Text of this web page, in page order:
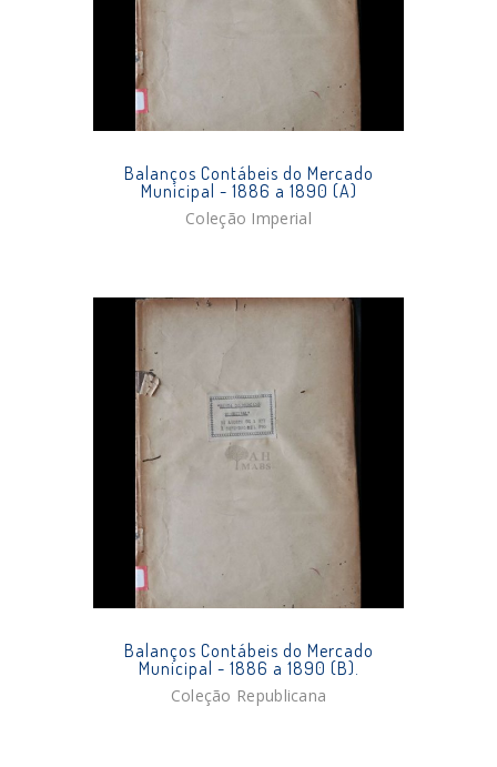
Balanços Contábeis do Mercado
Municipal - 1886 a 1890 (A)
Coleção Imperial
Balanços Contábeis do Mercado
Municipal - 1886 a 1890 (B).
Coleção Republicana